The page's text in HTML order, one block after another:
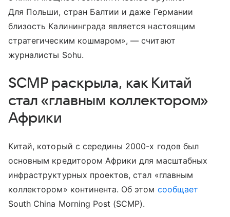
Для Польши, стран Балтии и даже Германии
близость Калининграда является настоящим
стратегическим кошмаром», — считают
журналисты Sohu.
SCMP раскрыла, как Китай
стал «главным коллектором»
Африки
Китай, который с середины 2000-х годов был
основным кредитором Африки для масштабных
инфраструктурных проектов, стал «главным
коллектором» континента. Об этом сообщает
South China Morning Post (SCMP).